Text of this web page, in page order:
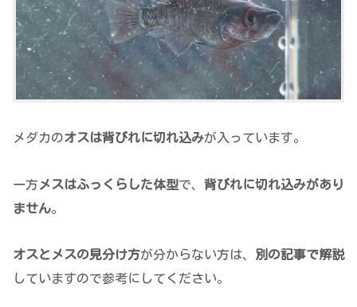
メダカのオスは背びれに切れ込みが入っています。
一方 メスはふっくらした体型で、 背びれに切れ込みがあり
ません。
オスとメスの見分け方が分からない方は、 別の記事で解説
していますので参考にしてください。